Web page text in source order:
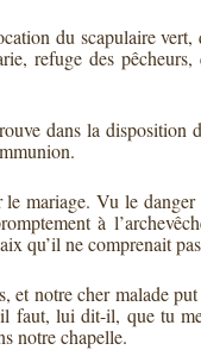
du scapulaire
refuge des
dans la disposition
mariage. Vu le
à
qu’il ne comprenait
notre cher malade
faut, lui dit-il, que tu
notre chapelle.